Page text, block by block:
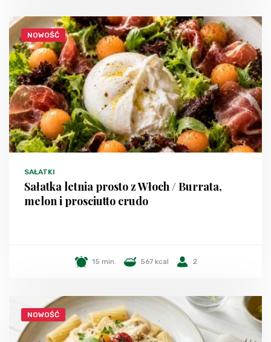
NOWOŚĆ
SAŁATKI
Sałatka letnia prosto z Włoch / Burrata,
melon i prosciutto crudo
15 min. 567 kcal 2
NOWOŚĆ